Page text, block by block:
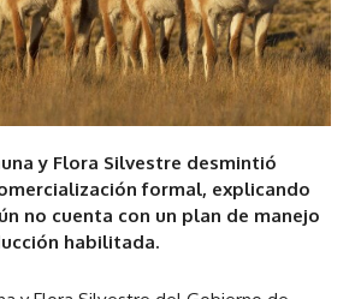
y Flora Silvestre desmintió
formal, explicando
no cuenta con un plan de manejo
habilitada.